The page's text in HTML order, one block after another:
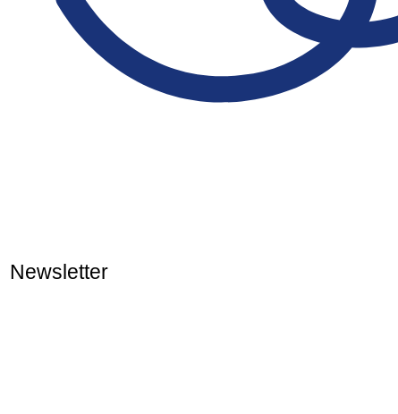
Newsletter